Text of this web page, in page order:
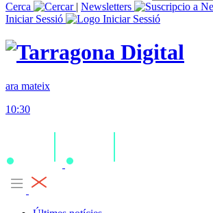
Cerca
| Newsletters
Iniciar Sessió
ara mateix
10:30